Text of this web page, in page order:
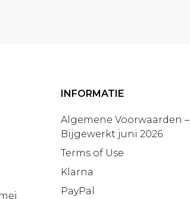
INFORMATIE
Algemene Voorwaarden –
Bijgewerkt juni 2026
Terms of Use
Klarna
PayPal